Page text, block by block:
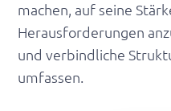
machen, auf seine
Herausforderungen
und verbindliche
umfassen.